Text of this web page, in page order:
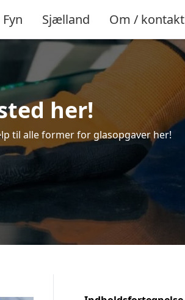
Fyn Sjælland Om / kontakt
her!
til alle former for glasopgaver her!